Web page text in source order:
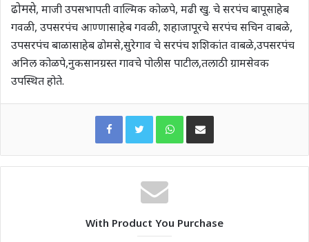
ढोमसे, माजी उपसभापती वाल्मिक कोळपे, मढी खु. चे सरपंच बापूसाहेब
गवळी, उपसरपंच आण्णासाहेब गवळी, शहाजापूरचे सरपंच सचिन वाबळे,
उपसरपंच बाळासाहेब ढोमसे,सुरेगाव चे सरपंच शशिकांत वाबळे,उपसरपंच
अनिल कोळपे,नुकसानग्रस्त गावचे पोलीस पाटील,तलाठी ग्रामसेवक
उपस्थित होते.
WhatsAppShare via Email
With Product You Purchase